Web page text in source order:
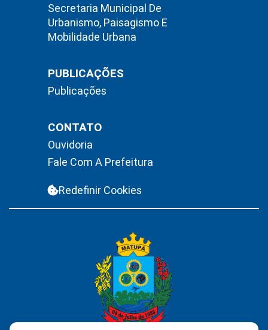
Secretaria Municipal De
Urbanismo, Paisagismo E
Mobilidade Urbana
PUBLICAÇÕES
Publicações
CONTATO
Ouvidoria
Fale Com A Prefeitura
Redefinir Cookies